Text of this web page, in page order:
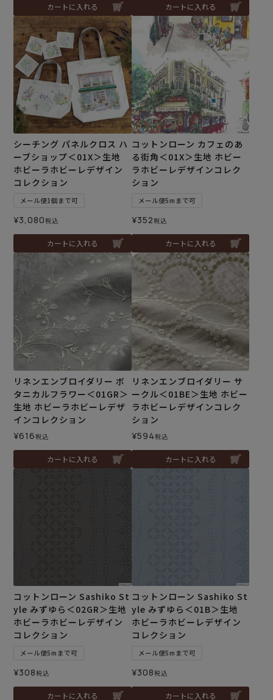
カートに入れる カートに入れる
シーチング パネルクロス ハ
ーブショップ＜01X＞生地
ホビーラホビーレデザイン
コレクション
メール便1個まで可
¥3,080税込
カートに入れる
コットンローン カフェのあ
る街角＜01X＞生地 ホビー
ラホビーレデザインコレク
ション
メール便5mまで可
¥352税込
カートに入れる
リネンエンブロイダリー ボ
タニカルフラワー＜01GR＞
生地 ホビーラホビーレデザ
インコレクション
¥616税込
カートに入れる
リネンエンブロイダリー サ
ークル＜01BE＞生地 ホビー
ラホビーレデザインコレク
ション
¥594税込
カートに入れる
コットンローン Sashiko St
yle みずゆら＜02GR＞生地
ホビーラホビーレデザイン
コレクション
メール便5mまで可
¥308税込
カートに入れる
コットンローン Sashiko St
yle みずゆら＜01B＞生地
ホビーラホビーレデザイン
コレクション
メール便5mまで可
¥308税込
カートに入れる